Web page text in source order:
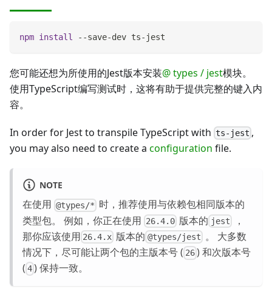
npm install --save-dev ts-jest
您可能还想为所使用的Jest版本安装@ types / jest模块。
使用TypeScript编写测试时，这将有助于提供完整的键入内
容。
In order for Jest to transpile TypeScript with ts-jest ,
you may also need to create a configuration file.
NOTE
在使用 @types/* 时，推荐使用与依赖包相同版本的
类型包。 例如，你正在使用 26.4.0 版本的 jest ，
那你应该使用 26.4.x 版本的 @types/jest 。 大多数
情况下，尽可能让两个包的主版本号 ( 26 ) 和次版本号
( 4 ) 保持一致。